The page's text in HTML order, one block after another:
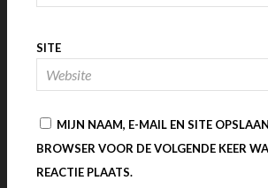
SITE
MIJN NAAM, E-MAIL EN SITE
BROWSER VOOR DE VOLGENDE KEER
REACTIE PLAATS.